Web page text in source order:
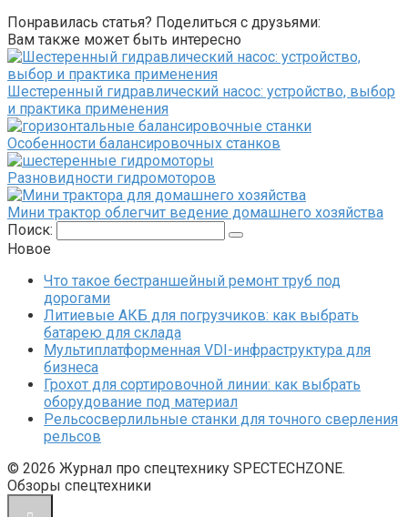
Понравилась статья? Поделиться с друзьями:
Вам также может быть интересно
Шестеренный гидравлический насос: устройство, выбор
и практика применения
Особенности балансировочных станков
Разновидности гидромоторов
Мини трактор облегчит ведение домашнего хозяйства
Поиск:
Новое
Что такое бестраншейный ремонт труб под
дорогами
Литиевые АКБ для погрузчиков: как выбрать
батарею для склада
Мультиплатформенная VDI-инфраструктура для
бизнеса
Грохот для сортировочной линии: как выбрать
оборудование под материал
Рельсосверлильные станки для точного сверления
рельсов
© 2026 Журнал про спецтехнику SPECTECHZONE.
Обзоры спецтехники